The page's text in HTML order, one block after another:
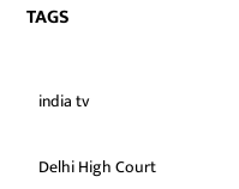
TAGS
india tv
Delhi High Court